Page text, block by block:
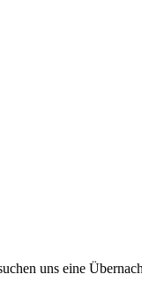
uns eine